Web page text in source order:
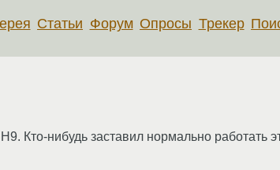
Статьи Форум Опросы Трекер
Кто-нибудь заставил нормально работать